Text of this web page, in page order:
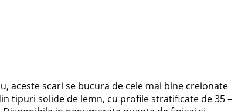
aceste scari se bucura de cele mai bine creionate
tipuri solide de lemn, cu profile stratificate de 35 –